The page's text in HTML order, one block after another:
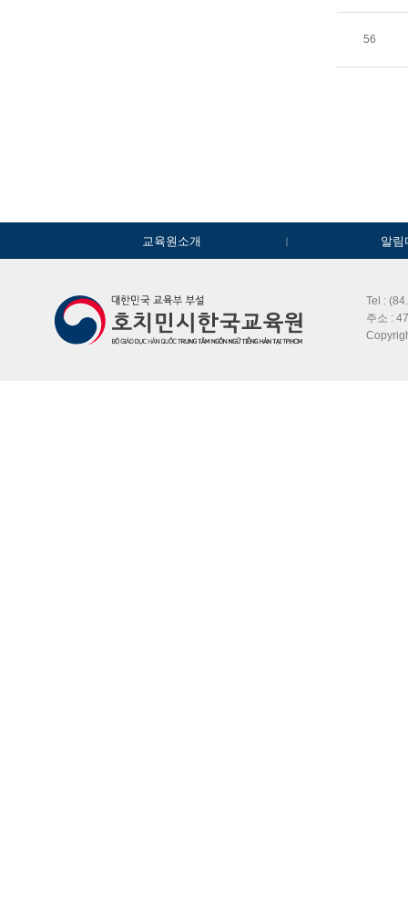
56
교육원소개 알림
Tel :
주소 :